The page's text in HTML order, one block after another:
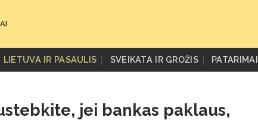
LIETUVA IR PASAULIS SVEIKATA IR GROŽIS PATARIMAI
jei bankas paklaus,